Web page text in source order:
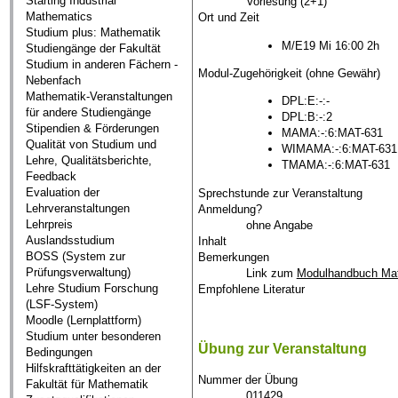
Mathematics
Studium plus: Mathematik
Studiengänge der Fakultät
Studium in anderen Fächern -
Nebenfach
Mathematik-Veranstaltungen
für andere Studiengänge
Stipendien & Förderungen
Qualität von Studium und
Lehre, Qualitätsberichte,
Feedback
Evaluation der
Lehrveranstaltungen
Lehrpreis
Auslandsstudium
BOSS (System zur
Prüfungsverwaltung)
Lehre Studium Forschung
(LSF-System)
Moodle (Lernplattform)
Studium unter besonderen
Bedingungen
Hilfskrafttätigkeiten an der
Fakultät für Mathematik
Ort und Zeit
M/E19 Mi 16:00 2h
Modul-Zugehörigkeit (ohne Gewähr)
DPL:E:-:-
DPL:B:-:2
MAMA:-:6:MAT-631
WIMAMA:-:6:MAT-631
TMAMA:-:6:MAT-631
Sprechstunde zur Veranstaltung
Anmeldung?
ohne Angabe
Inhalt
Bemerkungen
Link zum Modulhandbuch
Empfohlene Literatur
Übung zur Veranstaltung
Nummer der Übung